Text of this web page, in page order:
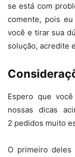
se está com
comente, pois
você e tirar sua
solução, acredite
Espero que
nossas dicas
2 pedidos muito
O primeiro